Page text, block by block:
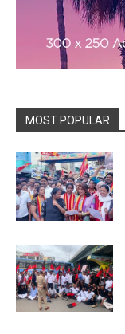
MOST POPULAR